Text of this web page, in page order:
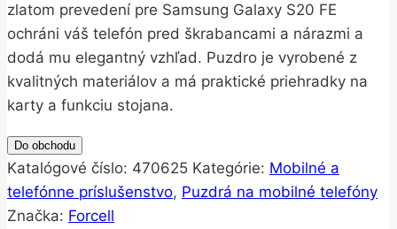
zlatom prevedení pre Samsung Galaxy S20 FE
ochráni váš telefón pred škrabancami a nárazmi a
dodá mu elegantný vzhľad. Puzdro je vyrobené z
kvalitných materiálov a má praktické priehradky na
karty a funkciu stojana.
Do obchodu
Katalógové číslo: 470625 Kategórie: Mobilné a
telefónne príslušenstvo, Puzdrá na mobilné telefóny
Značka: Forcell